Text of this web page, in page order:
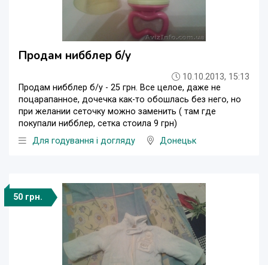
Продам нибблер б/у
10.10.2013, 15:13
Продам нибблер б/у - 25 грн. Все целое, даже не
поцарапанное, дочечка как-то обошлась без него, но
при желании сеточку можно заменить ( там где
покупали нибблер, сетка стоила 9 грн)
Для годування і догляду
Донецьк
50 грн.